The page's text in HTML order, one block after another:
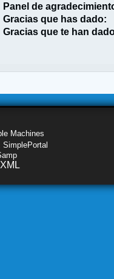
Panel de
Gracias que has dado:
Gracias que te han
Machines
XML